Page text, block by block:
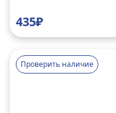
435₽
Проверить наличие